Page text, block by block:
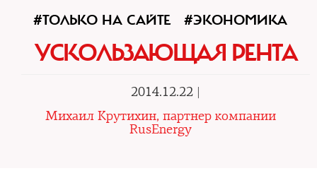
#ТОЛЬКО НА САЙТЕ #ЭКОНОМИКА
УСКОЛЬЗАЮЩАЯ РЕНТА
2014.12.22 |
Михаил Крутихин, партнер компании
RusEnergy